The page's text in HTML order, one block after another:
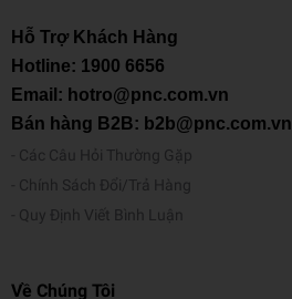
Hỗ Trợ Khách Hàng
Hotline: 1900 6656
Email: hotro@pnc.com.vn
Bán hàng B2B: b2b@pnc.com.vn
Các Câu Hỏi Thường Gặp
Chính Sách Đổi/Trả Hàng
Quy Định Viết Bình Luận
Về Chúng Tôi